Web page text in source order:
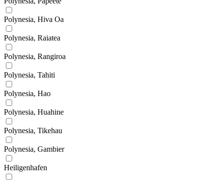
Polynesia, Hiva Oa
Polynesia, Raiatea
Polynesia, Rangiroa
Polynesia, Tahiti
Polynesia, Hao
Polynesia, Huahine
Polynesia, Tikehau
Polynesia, Gambier
Heiligenhafen